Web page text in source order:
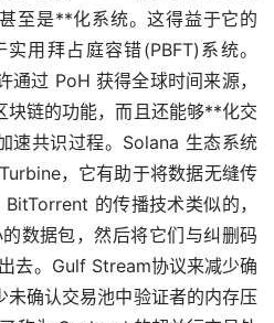
至是**化系统。这得益于它的
用拜占庭容错(PBFT)系统。
过 PoH 获得全球时间来源，
块链的功能，而且还能够**化交
速共识过程。Solana 生态系统
，它有助于将数据无缝传
的传播技术类似的，
数据包，然后将它们与纠删码
去。Gulf Stream协议来减少确
未确认交易池中验证者的内存压